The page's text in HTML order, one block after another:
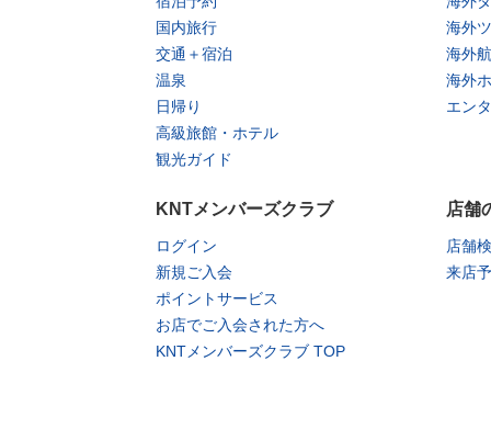
国内旅行
交通＋宿泊
温泉
日帰り
高級旅館・ホテル
観光ガイド
海外
海外
海外
エン
KNTメンバーズクラブ
ログイン
新規ご入会
ポイントサービス
お店でご入会された方へ
KNTメンバーズクラブ TOP
店舗
店舗
来店